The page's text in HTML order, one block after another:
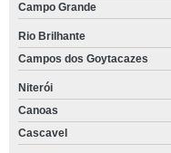
Campo Grande
Rio Brilhante
Campos dos Goytacazes
Niterói
Canoas
Cascavel